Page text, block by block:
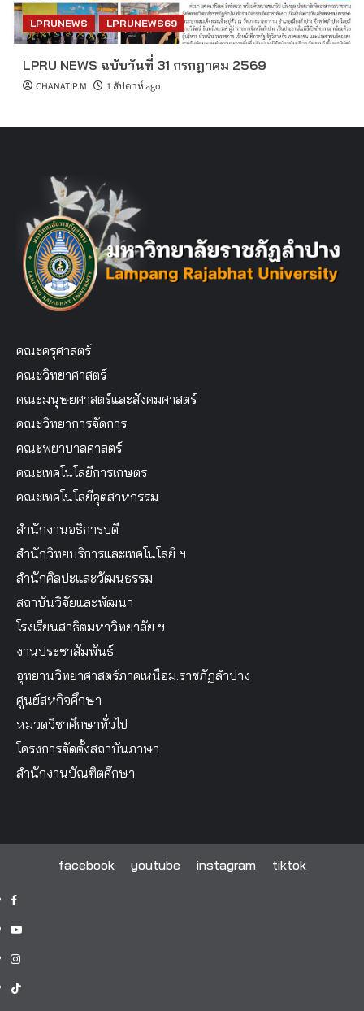
LPRUNEWS LPRUNEWS69
LPRU NEWS ฉบับวันที่ 31 กรกฎาคม 2569
CHANATIP.M 1 สัปดาห์ ago
คณะครุศาสตร์
คณะวิทยาศาสตร์
คณะมนุษยศาสตร์และสังคมศาสตร์
คณะวิทยาการจัดการ
คณะพยาบาลศาสตร์
คณะเทคโนโลยีการเกษตร
คณะเทคโนโลยีอุตสาหกรรม
สำนักงานอธิการบดี
สำนักวิทยบริการและเทคโนโลยี ฯ
สำนักศิลปะและวัฒนธรรม
สถาบันวิจัยและพัฒนา
โรงเรียนสาธิตมหาวิทยาลัย ฯ
งานประชาสัมพันธ์
อุทยานวิทยาศาสตร์ภาคเหนือม.ราชภัฏลำปาง
ศูนย์สหกิจศึกษา
หมวดวิชาศึกษาทั่วไป
โครงการจัดตั้งสถาบันภาษา
สำนักงานบัณฑิตศึกษา
facebook youtube instagram tiktok
facebook
youtube
instagram
tiktok